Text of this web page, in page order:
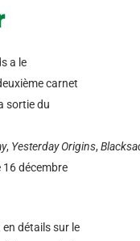
a le
carnet
sortie du
, Yesterday Origins,
décembre
détails sur le